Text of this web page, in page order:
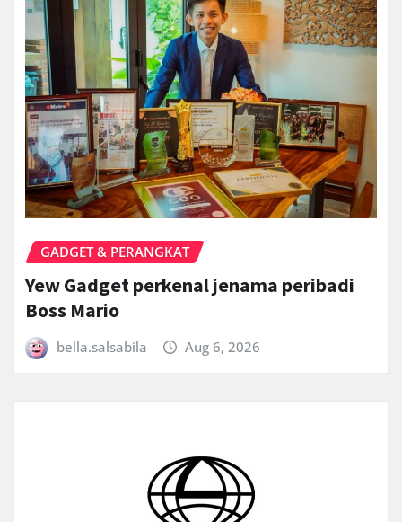
GADGET & PERANGKAT
Yew Gadget perkenal jenama peribadi
Boss Mario
bella.salsabila Aug 6, 2026